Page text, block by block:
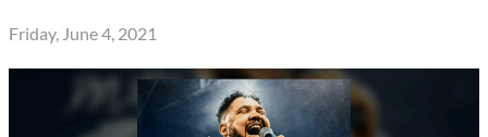
Friday, June 4, 2021